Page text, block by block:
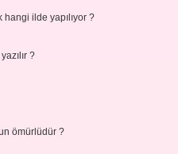
hangi ilde yapılıyor ?
?
ömürlüdür ?